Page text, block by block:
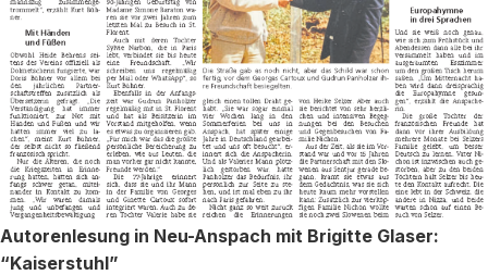
Autorenlesung in Neu-Anspach mit Brigitte Glaser:
“Kaiserstuhl”